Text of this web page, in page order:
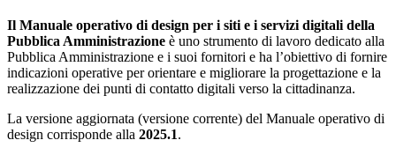
Il Manuale operativo di design per i siti e i servizi digitali della
Pubblica Amministrazione è uno strumento di lavoro dedicato alla
Pubblica Amministrazione e i suoi fornitori e ha l’obiettivo di fornire
indicazioni operative per orientare e migliorare la progettazione e la
realizzazione dei punti di contatto digitali verso la cittadinanza.
La versione aggiornata (versione corrente) del Manuale operativo di
design corrisponde alla 2025.1.